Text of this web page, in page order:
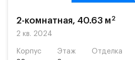
Для автомобилистов —
парковки.
Территория квартала
2-комнатная, 40.63 м2
2 кв. 2024
Корпус
Этаж
Отделка